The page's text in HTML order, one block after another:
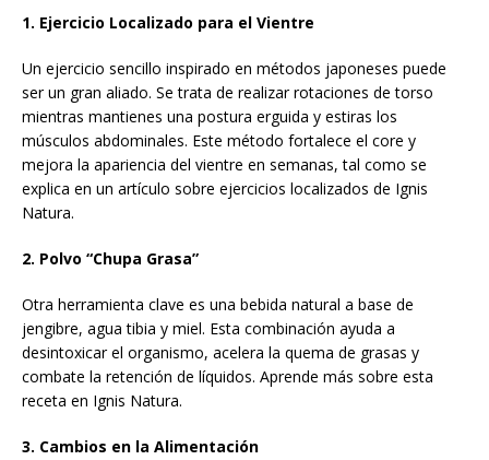
1. Ejercicio Localizado para el Vientre
Un ejercicio sencillo inspirado en métodos japoneses puede
ser un gran aliado. Se trata de realizar rotaciones de torso
mientras mantienes una postura erguida y estiras los
músculos abdominales. Este método fortalece el core y
mejora la apariencia del vientre en semanas, tal como se
explica en un artículo sobre ejercicios localizados de Ignis
Natura.
2. Polvo “Chupa Grasa”
Otra herramienta clave es una bebida natural a base de
jengibre, agua tibia y miel. Esta combinación ayuda a
desintoxicar el organismo, acelera la quema de grasas y
combate la retención de líquidos. Aprende más sobre esta
receta en Ignis Natura.
3. Cambios en la Alimentación